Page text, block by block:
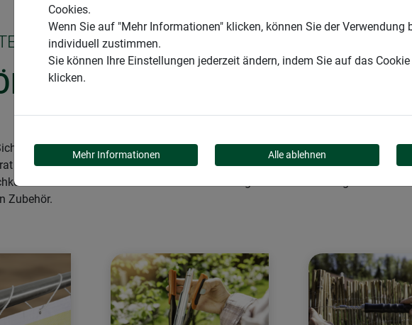
sorgt für stabilen Halt und einfache Montage: Befestigungsschnur
und Drilldraht lassen sich Zäune und Sichtschutz mühelos spannen und
So bleibt Ihr Sichtschutz stets zuverlässig und sicher befestigt. Schaffen
Zubehör.
Cookies.
Wenn Sie auf "Mehr Informationen" klicken, können Sie der Verwendung
individuell zustimmen.
Sie können Ihre Einstellungen jederzeit ändern, indem Sie auf das
klicken.
Mehr Informationen Alle ablehnen